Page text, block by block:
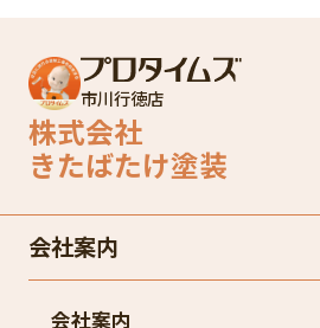
市川行徳店
株式会社
きたばたけ塗装
会社案内
会社案内